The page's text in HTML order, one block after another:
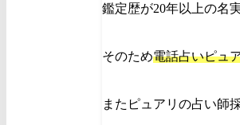
鑑定歴が20年以上の名
そのため電話占いピュ
またピュアリの占い師